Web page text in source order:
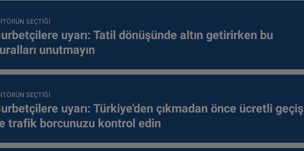
SEÇTIĞI
uyarı: Tatil dönüşünde altın getirirken bu
unutmayın
SEÇTIĞI
uyarı: Türkiye'den çıkmadan önce ücretli geçiş
trafik borcunuzu kontrol edin